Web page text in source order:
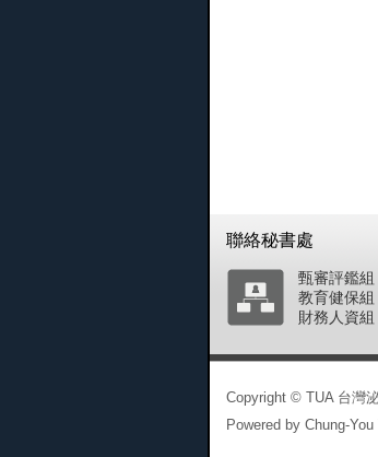
聯絡秘書處
甄審評鑑組
教育健保組
財務人資組
Copyright © TUA 台灣
Powered by Chung-